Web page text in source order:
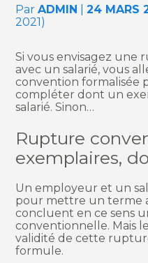
ParADMIN |24 MARS
2021)
Si vous envisagez
avec un salarié, vous
convention formalisée
compléter dont un
salarié. Sinon…
Rupture
exemplaires,
Un employeur et un
pour mettre un terme
concluent en ce sens
conventionnelle. Mais
validité de cette
formule.